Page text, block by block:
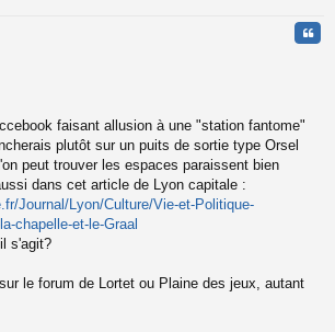
faisant allusion à une "station fantome"
plutôt sur un puits de sortie type Orsel
peut trouver les espaces paraissent bien
dans cet article de Lyon capitale :
Journal/Lyon/Culture/Vie-et-Politique-
chapelle-et-le-Graal
s'agit?
le forum de Lortet ou Plaine des jeux, autant